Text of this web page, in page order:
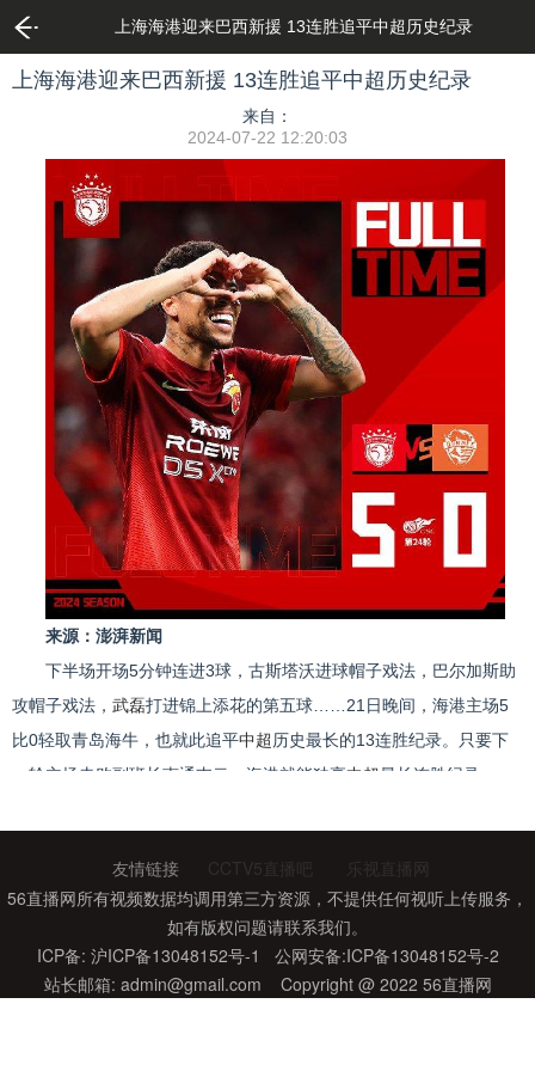
上海海港迎来巴西新援 13连胜追平中超历史纪录
上海海港迎来巴西新援 13连胜追平中超历史纪录
来自：
2024-07-22 12:20:03
来源：澎湃新闻
下半场开场5分钟连进3球，古斯塔沃进球帽子戏法，巴尔加斯助
攻帽子戏法， 武磊打进锦上添花的第五球……21日晚间，海港主场5
比0轻取青岛海牛，也就此追平中超 历史最长的13连胜纪录。只要下
一轮主场击败副班长南通支云，海港就能独享中超 最长连胜纪录。
抑或是巴尔加斯接 武磊 横穿后的近距离抽射，都被海牛队长牟鹏飞拒
之门外。第41分钟，王燊超补射得手，也因为越位而被判无效。
“上半场我们进攻碰到一些困难，对手防守端组织非常不错。中场
休息时对全队整体做了沟通，我向全队提出了希望更加大胆的冒险向
友情链接 CCTV5直播吧
乐视直播网
56直播网所有视频数据均调用第三方资源，不提供任何视听上传服务，
如有版权问题请联系我们。
ICP备: 沪ICP备13048152号-1 公网安备:ICP备13048152号-2
站长邮箱: admin@gmail.com Copyright @ 2022 56直播网